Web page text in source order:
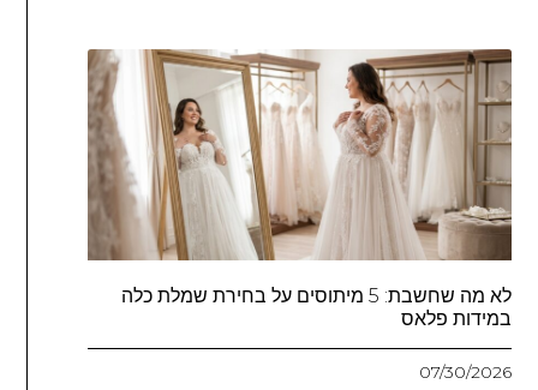
לא מה שחשבת: 5 מיתוסים על בחירת שמלת כלה
במידות פלאס
07/30/2026